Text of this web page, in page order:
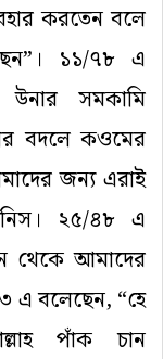
করতেন বলে
১১/৭৮ এ
সমকামি
বদলে কওমের
জন্য এরাই
নিস। ২৫/৪৮ এ
থেকে আমাদের
এ বলেছেন, “হে
পাঁক চান